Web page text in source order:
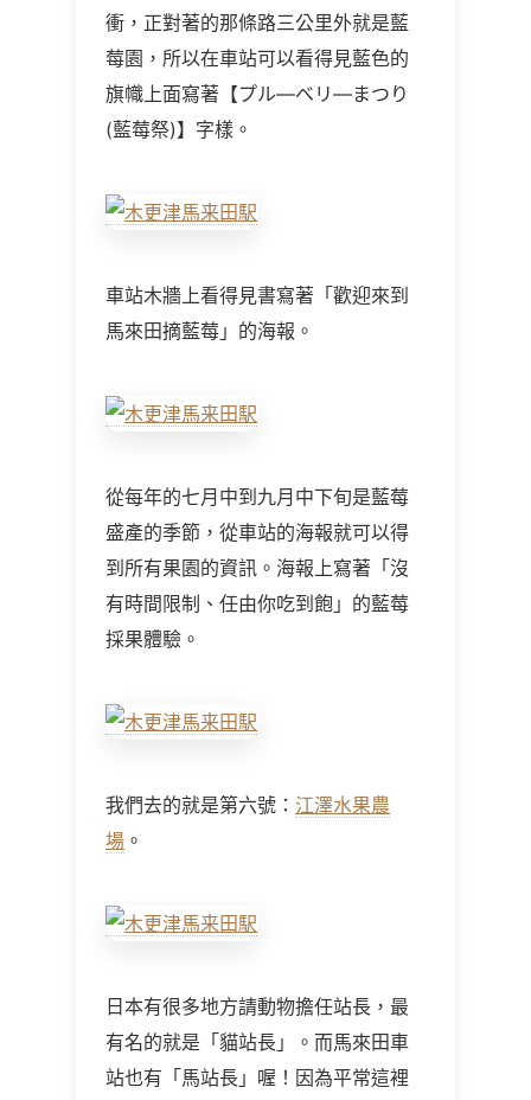
衝，正對著的那條路三公里外就是藍
莓園，所以在車站可以看得見藍色的
旗幟上面寫著【プル—ベリ—まつり
(藍莓祭)】字樣。
車站木牆上看得見書寫著「歡迎來到
馬來田摘藍莓」的海報。
從每年的七月中到九月中下旬是藍莓
盛產的季節，從車站的海報就可以得
到所有果園的資訊。海報上寫著「沒
有時間限制、任由你吃到飽」的藍莓
採果體驗。
我們去的就是第六號： 江澤水果農
場 。
日本有很多地方請動物擔任站長，最
有名的就是「貓站長」。而馬來田車
站也有「馬站長」喔！因為平常這裡